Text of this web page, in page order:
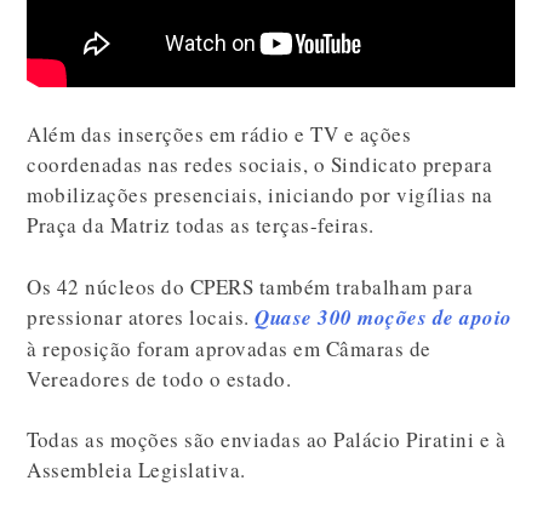
Além das inserções em rádio e TV e ações
coordenadas nas redes sociais, o Sindicato prepara
mobilizações presenciais, iniciando por vigílias na
Praça da Matriz todas as terças-feiras.
Os 42 núcleos do CPERS também trabalham para
pressionar atores locais.Quase 300 moções de apoio
à reposição foram aprovadas em Câmaras de
Vereadores de todo o estado.
Todas as moções são enviadas ao Palácio Piratini e à
Assembleia Legislativa.